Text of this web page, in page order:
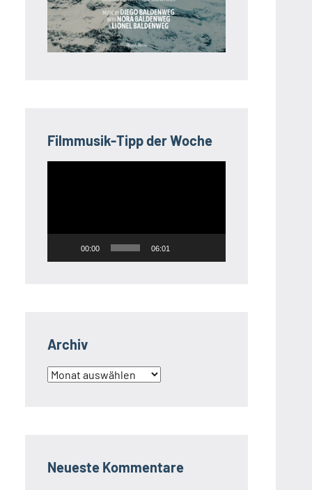
Filmmusik-Tipp der Woche
00:00 06:01
Archiv
Archiv
Neueste Kommentare